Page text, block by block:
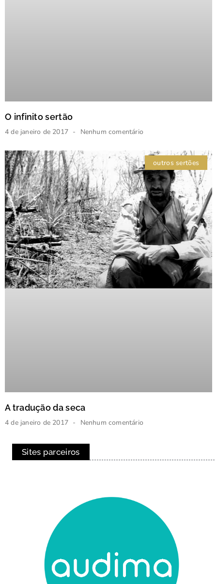
O infinito sertão
4 de janeiro de 2017 Nenhum comentário
outros sertões
A tradução da seca
4 de janeiro de 2017 Nenhum comentário
Sites parceiros